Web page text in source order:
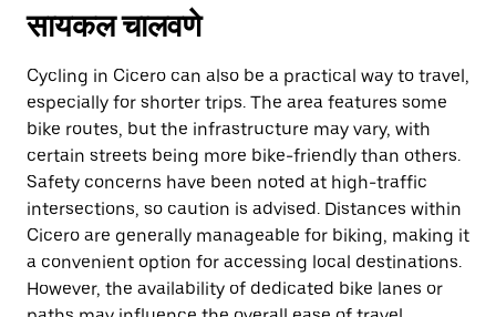
सायकल चालवणे
Cycling in Cicero can also be a practical way to travel,
especially for shorter trips. The area features some
bike routes, but the infrastructure may vary, with
certain streets being more bike-friendly than others.
Safety concerns have been noted at high-traffic
intersections, so caution is advised. Distances within
Cicero are generally manageable for biking, making it
a convenient option for accessing local destinations.
However, the availability of dedicated bike lanes or